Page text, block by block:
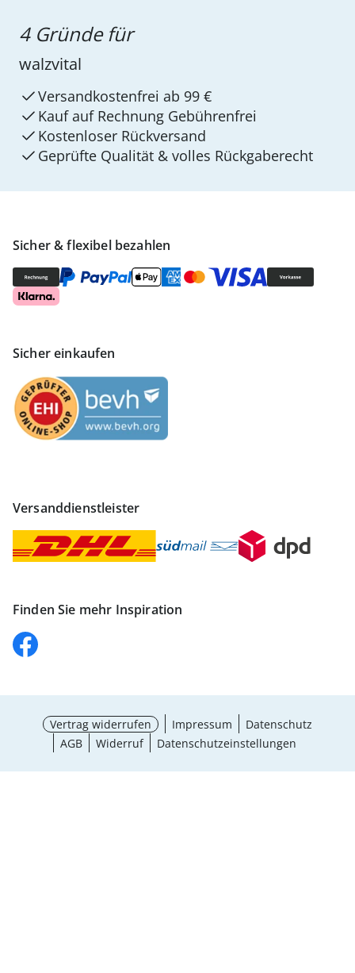
Sicher & flexibel bezahlen
Sicher einkaufen
Versanddienstleister
Finden Sie mehr Inspiration
4 Gründe für
walzvital
Versandkostenfrei ab 99 €
Kauf auf Rechnung Gebührenfrei
Kostenloser Rückversand
Geprüfte Qualität & volles Rückgaberecht
Vertrag widerrufen Impressum
Datenschutz
AGB
Widerruf Datenschutzeinstellungen